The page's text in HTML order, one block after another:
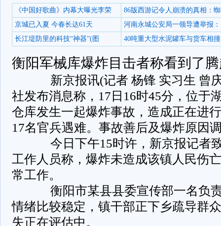
《中国好歌曲》内幕大曝光李荣
86版西游记令人崩溃的真相：蜘
京城已入夏 今春长达61天
河南永城公安局一领导遭举报：
长江堤防里的科技“神器”(图
40吨重大型水泥罐车与货车相撞
衡阳军械库爆炸目击者称看到了
新京报讯(记者 杨锋 实习生 曾
社发布消息称，17日16时45分，位于
仓库发生一起爆炸事故，造成正在进
17名官兵遇难。事故善后及爆炸原因
今日下午15时许，新京报记者
工作人员称，爆炸未造成该镇人民伤
常工作。
衡阳市某县县委宣传部一名负责
情绪比较稳定，镇干部正下乡疏导群
失正在评估中。